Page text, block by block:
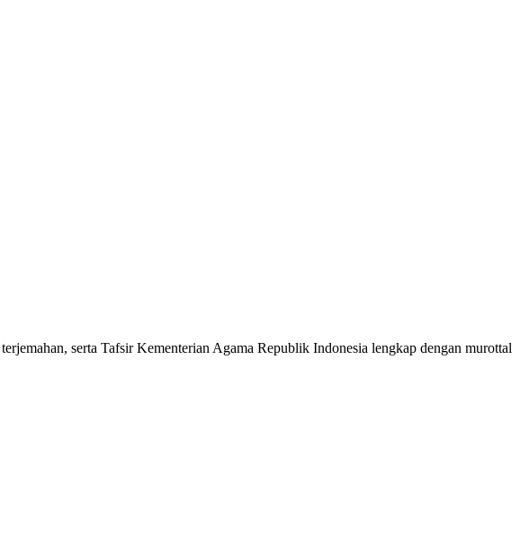
serta Tafsir Kementerian Agama Republik Indonesia lengkap dengan murottal